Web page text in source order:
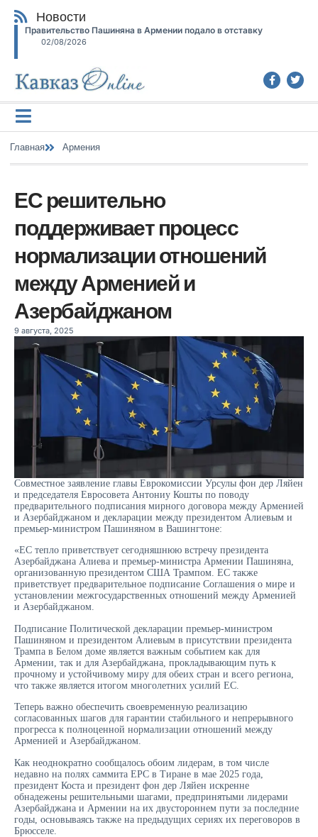
Новости
Правительство Пашиняна в Армении подало в отставку
02/08/2026
Главная Армения
ЕС решительно
поддерживает процесс
нормализации отношений
между Арменией и
Азербайджаном
9 августа, 2025
Совместное заявление главы Еврокомиссии Урсулы фон дер Ляйен
и председателя Евросовета Антониу Кошты по поводу
предварительного подписания мирного договора между Арменией
и Азербайджаном и декларации между президентом Алиевым и
премьер-министром Пашиняном в Вашингтоне:
«ЕС тепло приветствует сегодняшнюю встречу президента
Азербайджана Алиева и премьер-министра Армении Пашиняна,
организованную президентом США Трампом. ЕС также
приветствует предварительное подписание Соглашения о мире и
установлении межгосударственных отношений между Арменией
и Азербайджаном.
Подписание Политической декларации премьер-министром
Пашиняном и президентом Алиевым в присутствии президента
Трампа в Белом доме является важным событием как для
Армении, так и для Азербайджана, прокладывающим путь к
прочному и устойчивому миру для обеих стран и всего региона,
что также является итогом многолетних усилий ЕС.
Теперь важно обеспечить своевременную реализацию
согласованных шагов для гарантии стабильного и непрерывного
прогресса к полноценной нормализации отношений между
Арменией и Азербайджаном.
Как неоднократно сообщалось обоим лидерам, в том числе
недавно на полях саммита EPC в Тиране в мае 2025 года,
президент Коста и президент фон дер Ляйен искренне
обнадежены решительными шагами, предпринятыми лидерами
Азербайджана и Армении на их двустороннем пути за последние
годы, основываясь также на предыдущих сериях их переговоров в
Брюсселе.